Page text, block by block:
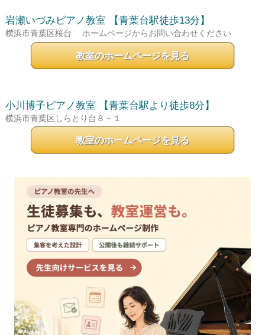
岩瀬いづみピアノ教室 【青葉台駅徒歩13分】
横浜市青葉区桜台 ホームページからお問い合わせください
教室のホームページを見る
小川博子ピアノ教室 【青葉台駅より徒歩8分】
横浜市青葉区しらとり台８－１
教室のホームページを見る